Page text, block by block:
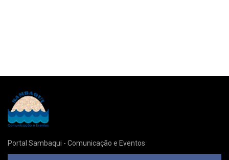
Portal Sambaqui - Comunicação e Eventos